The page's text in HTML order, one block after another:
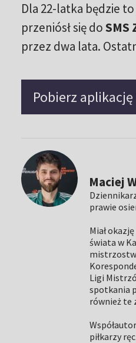
Dla 22-latka będzie
przeniósł się doSMS
przez dwa lata.
Pobierz aplikację
Maciej
prawie
Miał
świata w
Ligi
spotkania
również te
piłkarzy